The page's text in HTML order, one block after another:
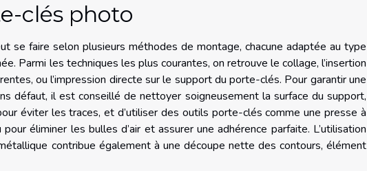
clés photo
se faire selon plusieurs méthodes de montage, chacune adaptée au type
Parmi les techniques les plus courantes, on retrouve le collage, l’insertion
ou l’impression directe sur le support du porte-clés. Pour garantir une
défaut, il est conseillé de nettoyer soigneusement la surface du support,
éviter les traces, et d’utiliser des outils porte-clés comme une presse à
éliminer les bulles d’air et assurer une adhérence parfaite. L’utilisation
contribue également à une découpe nette des contours, élément